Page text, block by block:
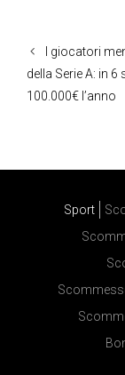
I giocatori
della Serie A: in 6
100.000€ l’anno
Sport